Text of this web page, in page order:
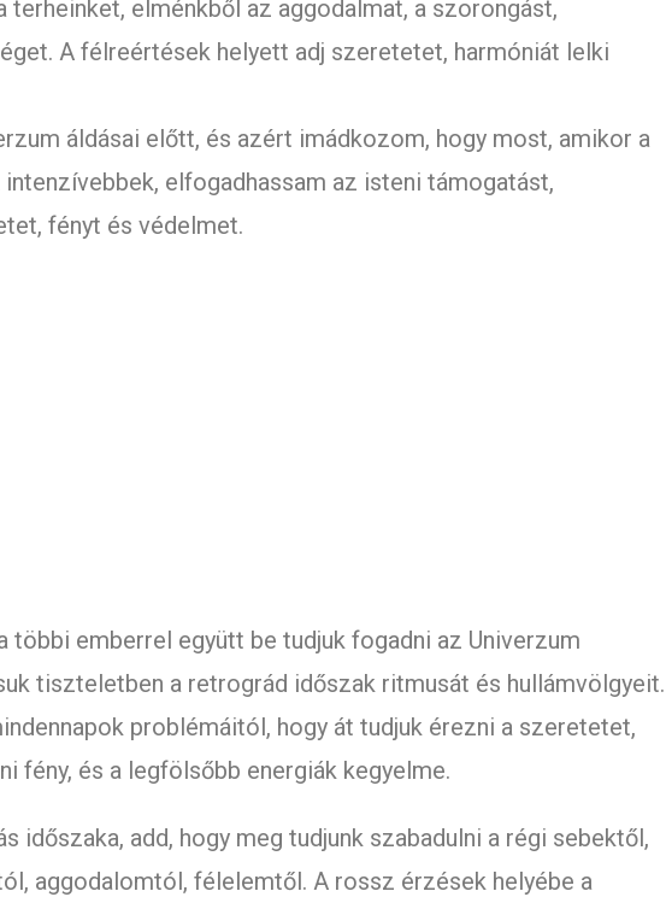
terheinket, elménkből az aggodalmat, a szorongást,
A félreértések helyett adj szeretetet, harmóniát lelki
áldásai előtt, és azért imádkozom, hogy most, amikor a
elfogadhassam az isteni támogatást,
fényt és védelmet.
többi emberrel együtt be tudjuk fogadni az Univerzum
tiszteletben a retrográd időszak ritmusát és hullámvölgyeit.
problémáitól, hogy át tudjuk érezni a szeretetet,
fény, és a legfölsőbb energiák kegyelme.
időszaka, add, hogy meg tudjunk szabadulni a régi sebektől,
aggodalomtól, félelemtől. A rossz érzések helyébe a